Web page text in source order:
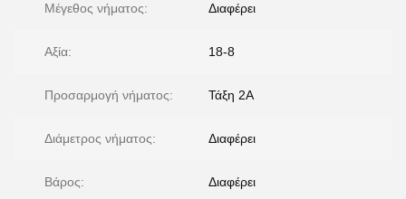
Μέγεθος νήματος: Διαφέρει
Αξία: 18-8
Προσαρμογή νήματος: Τάξη 2Α
Διάμετρος νήματος: Διαφέρει
Βάρος: Διαφέρει